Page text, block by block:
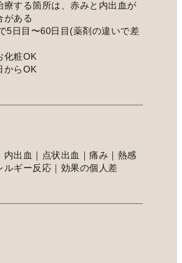
療する箇所は、赤みと内出血が
がある
5日目〜60日目(薬剤の違いで差
化粧OK
からOK
内出血｜点状出血｜痛み｜熱感
ルギー反応｜効果の個人差